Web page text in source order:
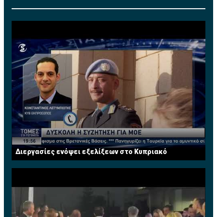
Procter & Gamble Co. (P&G) ως Brand Manager στο
εξωτερικό, ενώ από το 1989 μέχρι το 2013 εργαζόταν
αρχικά ως χρηματοοικονομικός αναλυτής και
μετέπειτα ως Διευθυντής Χαρτοφυλακίου στο Τμήμα
Τραπεζικών Εργασιών. Από το 2008 μέχρι και την
εθελούσια αποχώρησή της από την τράπεζα τον Ιούλιο
του 2013 κατείχε την θέση του Ανώτερου Διευθυντή
και ηγείτο της Διεύθυνσης Τραπεζικών Εργασιών
Μεγάλων Επιχειρήσεων. Διαθέτει πέραν των 25
χρόνων πολύπλευρης εμπειρίας σε τραπεζικά θέματα.
Τώρα ασκεί το επάγγελμα του Συμβούλου
Επιχειρήσεων σε χρηματοοικονομικά θέματα. Έχει
διατελέσει μέλος του Συμβουλίου του Institute of
Financial Services (IFS) Κύπρου.
Διεργασίες ενόψει εξελίξεων στο Κυπριακό